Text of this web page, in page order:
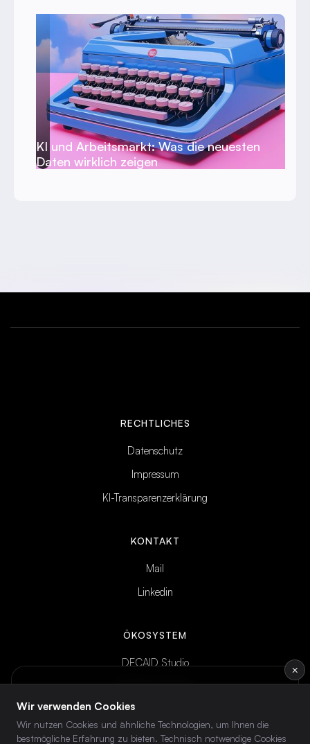
×
Wöchentliches KI-Briefing
Postfach.
KI und Arbeitsmarkt: Was die neuesten
Daten wirklich zeigen
RECHTLICHES
Datenschutz
Impressum
KI-Transparenzerklärung
KONTAKT
Mail
Linkedin
ÖKOSYSTEM
DECAID Studio
DECAID Academy
DECAID Community
Wir verwenden Cookies
Wir nutzen Cookies und ähnliche Technologien, um Ihnen die
bestmögliche Erfahrung zu bieten. Technisch notwendige Cookies